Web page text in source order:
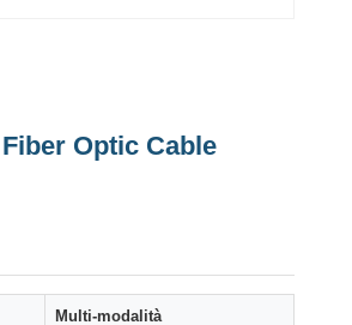
Optic Cable
Multi-modalità